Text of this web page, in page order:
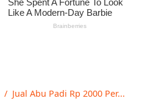
Jual Abu Padi Rp 2000 Per...